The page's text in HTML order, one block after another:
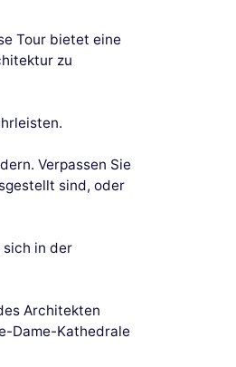
Tour bietet eine
zu
Verpassen Sie
sind, oder
sich in der
Architekten
Dame-Kathedrale